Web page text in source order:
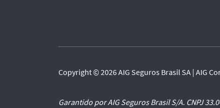
Copyright © 2026 AIG Seguros Brasil SA | AIG
Garantido por AIG Seguros Brasil S/A. CNPJ